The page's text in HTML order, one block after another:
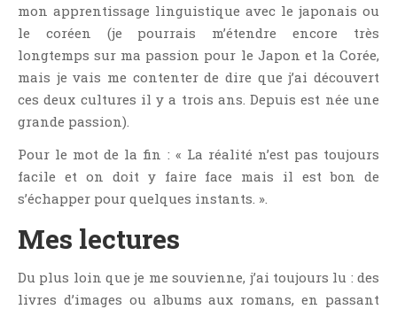
Dystopie
Epistolaire
Erotique
Fraternité
Historique
Horreur
Humour
mon apprentissage linguistique avec le japonais ou
le coréen (je pourrais m’étendre encore très
longtemps sur ma passion pour le Japon et la Corée,
mais je vais me contenter de dire que j’ai découvert
ces deux cultures il y a trois ans. Depuis est née une
grande passion).
Pour le mot de la fin : « La réalité n’est pas toujours
facile et on doit y faire face mais il est bon de
s’échapper pour quelques instants. ».
Mes lectures
Du plus loin que je me souvienne, j’ai toujours lu : des
livres d’images ou albums aux romans, en passant